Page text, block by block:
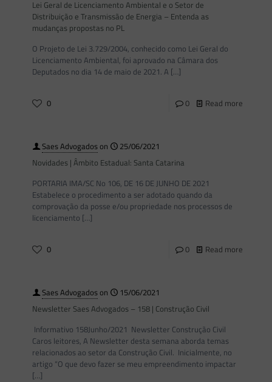
Lei Geral de Licenciamento Ambiental e o Setor de
Distribuição e Transmissão de Energia – Entenda as
mudanças propostas no PL
O Projeto de Lei 3.729/2004, conhecido como Lei Geral do
Licenciamento Ambiental, foi aprovado na Câmara dos
Deputados no dia 14 de maio de 2021. A […]
0 0 Read more
Saes Advogadoson
25/06/2021
Novidades | Âmbito Estadual: Santa Catarina
PORTARIA IMA/SC No 106, DE 16 DE JUNHO DE 2021
Estabelece o procedimento a ser adotado quando da
comprovação da posse e/ou propriedade nos processos de
licenciamento […]
0 0 Read more
Saes Advogadoson
15/06/2021
Newsletter Saes Advogados – 158 | Construção Civil
Informativo 158Junho/2021 Newsletter Construção Civil
Caros leitores, A Newsletter desta semana aborda temas
relacionados ao setor da Construção Civil. Inicialmente, no
artigo “O que devo fazer se meu empreendimento impactar
[…]